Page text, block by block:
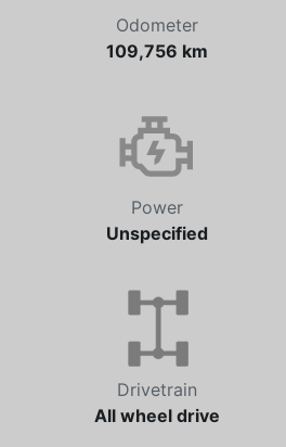
Odometer
109,756 km
Power
Unspecified
Drivetrain
All wheel drive